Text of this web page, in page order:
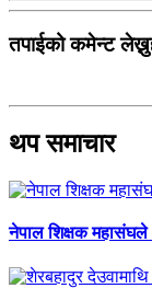
तपाईको कमेन्ट
थप समाचार
नेपाल शिक्षक महासंघले